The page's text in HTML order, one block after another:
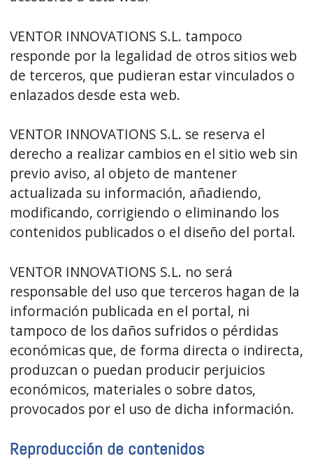
VENTOR INNOVATIONS S.L. tampoco
responde por la legalidad de otros sitios web
de terceros, que pudieran estar vinculados o
enlazados desde esta web.
VENTOR INNOVATIONS S.L. se reserva el
derecho a realizar cambios en el sitio web sin
previo aviso, al objeto de mantener
actualizada su información, añadiendo,
modificando, corrigiendo o eliminando los
contenidos publicados o el diseño del portal.
VENTOR INNOVATIONS S.L. no será
responsable del uso que terceros hagan de la
información publicada en el portal, ni
tampoco de los daños sufridos o pérdidas
económicas que, de forma directa o indirecta,
produzcan o puedan producir perjuicios
económicos, materiales o sobre datos,
provocados por el uso de dicha información.
Reproducción de contenidos